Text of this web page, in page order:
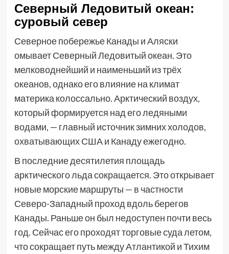
Северный Ледовитый океан:
суровый север
Северное побережье Канады и Аляски
омывает Северный Ледовитый океан. Это
мелководнейший и наименьший из трёх
океанов, однако его влияние на климат
материка колоссально. Арктический воздух,
который формируется над его ледяными
водами, — главный источник зимних холодов,
охватывающих США и Канаду ежегодно.
В последние десятилетия площадь
арктического льда сокращается. Это открывает
новые морские маршруты — в частности
Северо-Западный проход вдоль берегов
Канады. Раньше он был недоступен почти весь
год. Сейчас его проходят торговые суда летом,
что сокращает путь между Атлантикой и Тихим